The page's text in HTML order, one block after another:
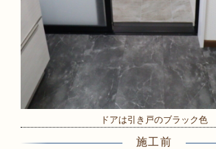
ドアは引き戸のブラック色
施工前